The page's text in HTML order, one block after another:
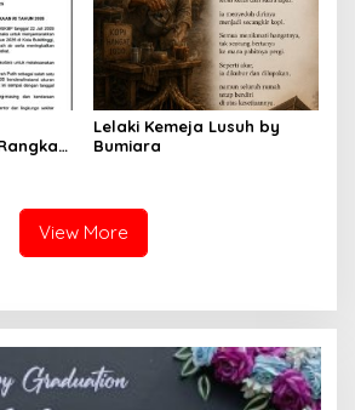
Lelaki Kemeja Lusuh by
Bumiara
View More